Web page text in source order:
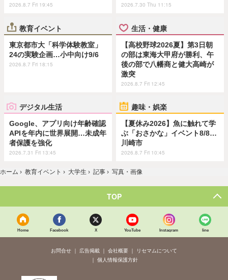
2026.8.7 Fri 19:45 2026.7.30 Thu 11:15
教育イベント
東京都市大「科学体験教室」
24の実験企画…小中向け9/6
2026.8.7 Fri 18:15
生活・健康
【高校野球2026夏】第3日朝
の部は東海大甲府が勝利、午
後の部で八幡商と健大高崎が
激突
2026.8.7 Fri 12:45
デジタル生活
Google、アプリ向け年齢確認
APIを年内に世界展開…未成年
者保護を強化
2026.7.31 Fri 13:45
趣味・娯楽
【夏休み2026】魚に触れて学
ぶ「おさかな」イベント8/8…
川崎市
2026.8.7 Fri 10:45
ホーム › 教育イベント › 大学生 › 記事 › 写真・画像
TOP
Home Facebook X YouTube Instagram line
お問合せ 広告掲載 会社概要
リセマムについて
個人情報保護方針